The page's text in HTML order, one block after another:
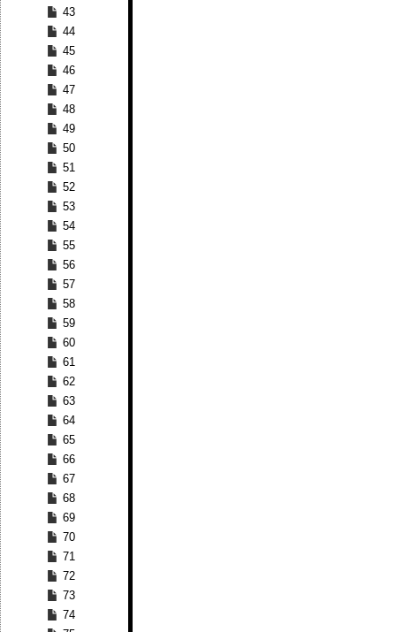
43
44
45
46
47
48
49
50
51
52
53
54
55
56
57
58
59
60
61
62
63
64
65
66
67
68
69
70
71
72
73
74